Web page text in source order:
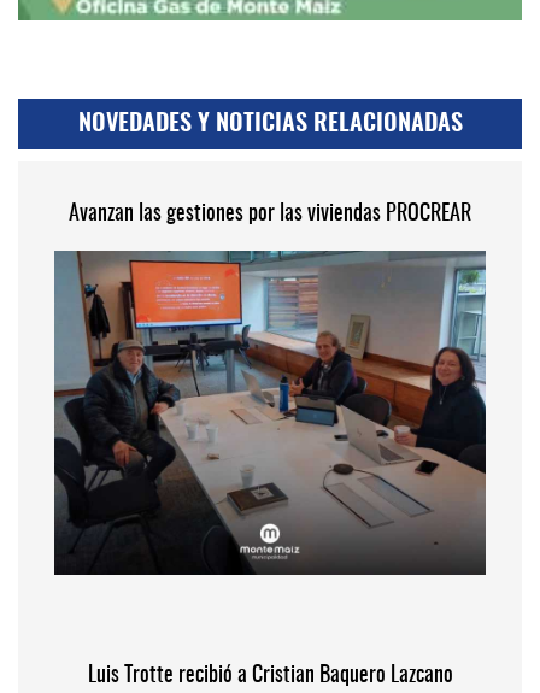
NOVEDADES Y NOTICIAS RELACIONADAS
Avanzan las gestiones por las viviendas PROCREAR
Luis Trotte recibió a Cristian Baquero Lazcano